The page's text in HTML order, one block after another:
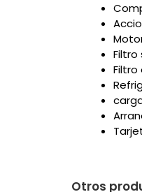
Filtro
Filtro
Otros